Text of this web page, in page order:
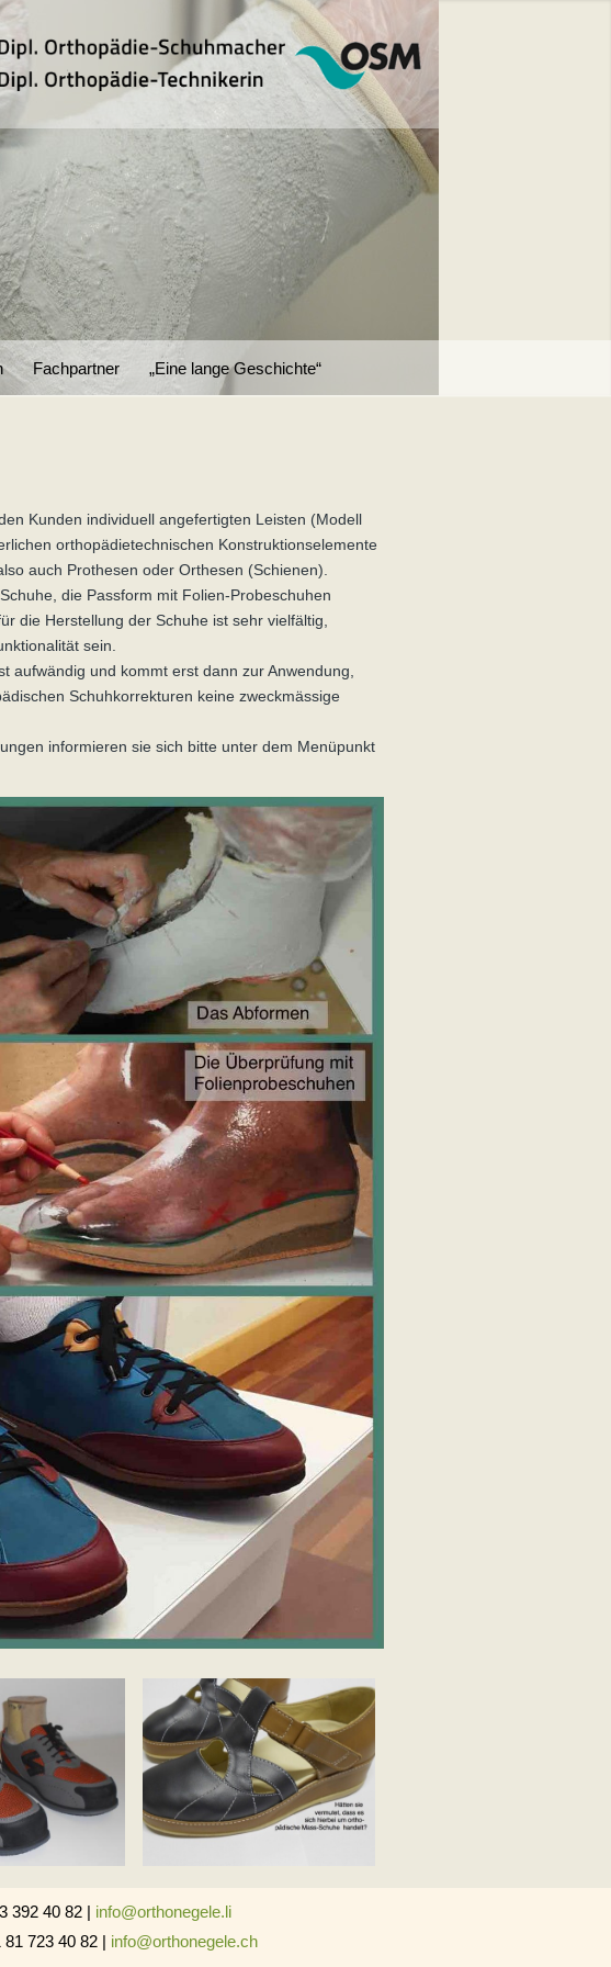
Fachpartner „Eine lange Geschichte“
Kunden individuell angefertigten Leisten (Modell
orthopädietechnischen Konstruktionselemente
auch Prothesen oder Orthesen (Schienen).
die Passform mit Folien-Probeschuhen
die Herstellung der Schuhe ist sehr vielfältig,
sein.
aufwändig und kommt erst dann zur Anwendung,
Schuhkorrekturen keine zweckmässige
informieren sie sich bitte unter dem Menüpunkt
392 40 82 | info@orthonegele.li
723 40 82 | info@orthonegele.ch